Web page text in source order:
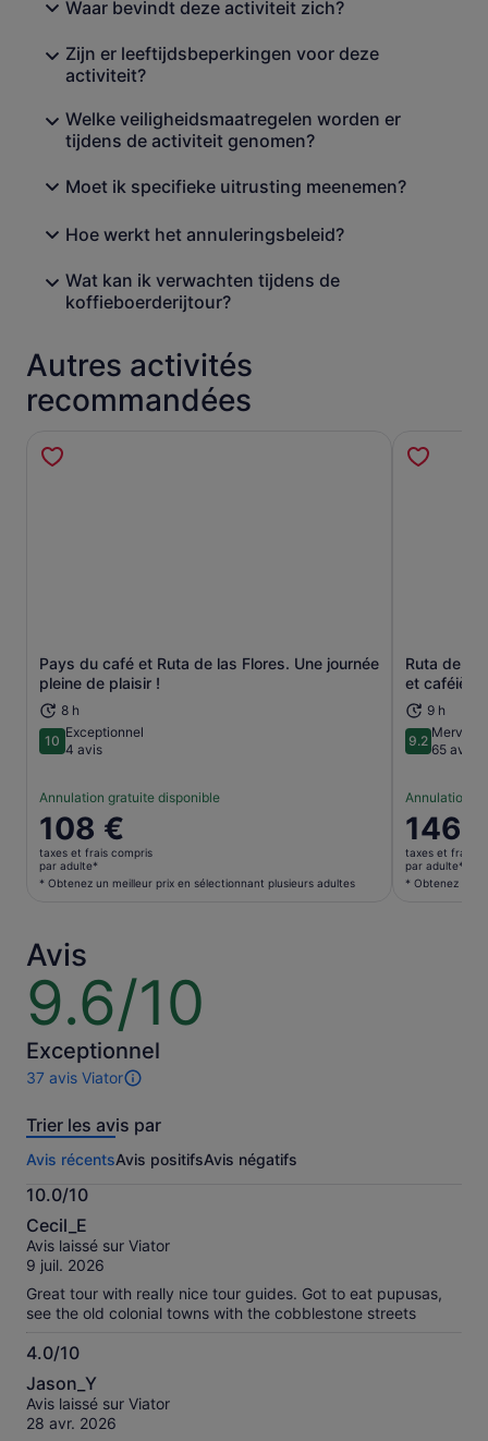
Waar bevindt deze activiteit zich?
Zijn er leeftijdsbeperkingen voor deze
activiteit?
Welke veiligheidsmaatregelen worden er
tijdens de activiteit genomen?
Moet ik specifieke uitrusting meenemen?
Hoe werkt het annuleringsbeleid?
Wat kan ik verwachten tijdens de
koffieboerderijtour?
Autres activités
recommandées
Pays du café et Ruta de las Flores. Une journée
pleine de plaisir !
8 h
1010 sur 10
Exceptionnel
4 avis
Annulation gratuite disponible
Le
prix
est
de 108 €.
* Obtenez
un
meilleur
prix
sélectionnant
plusieurs
108 €
taxes et frais compris
par adulte*
* Obtenez un meilleur prix en sélectionnant plusieurs adultes
S’ouvre dans un nouvel onglet.
Ruta de
et caféière
9 h
9.29.2 sur 10
65 avis
Annulation
Le
prix
est
de 146 €.
146 €
taxes et frais
par adulte*
* Obtenez un
Avis
9.6/10
9.6
sur
10
Exceptionnel
37 avis Viator
37 avis
cette
Plus
d’informations
sur
nos
avis
vérifiés
Trier les avis par
Avis récentsAvis positifsAvis négatifs
10.0/10
10.0
sur
10
Cecil_E
Avis laissé sur Viator
9 juil. 2026
Great tour with really nice tour guides. Got to eat pupusas,
see the old colonial towns with the cobblestone streets
4.0/10
4.0
sur
10
Jason_Y
Avis laissé sur Viator
28 avr. 2026